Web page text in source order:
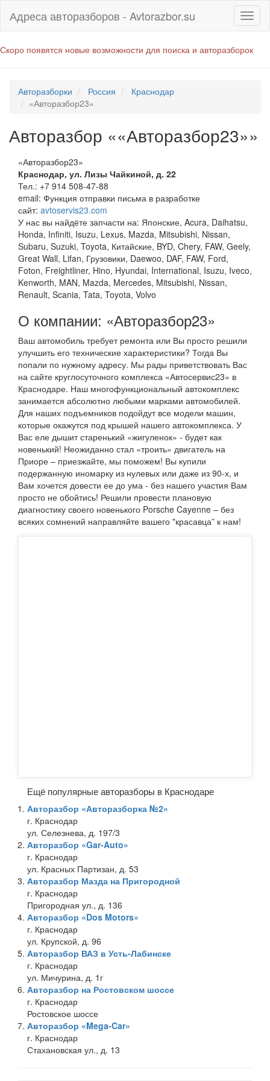
Адреса авторазборов - Avtorazbor.su
Скоро появятся новые возможности для поиска и авторазборок
Авторазборки Россия
Краснодар
«Авторазбор23»
Авторазбор ««Авторазбор23»»
«Авторазбор23»
Краснодар, ул. Лизы Чайкиной, д. 22
Тел.: +7 914 508-47-88
email: Функция отправки письма в разработке
сайт: avtoservis23.com
У нас вы найдёте запчасти на: Японские, Acura, Daihatsu,
Honda, Infiniti, Isuzu, Lexus, Mazda, Mitsubishi, Nissan,
Subaru, Suzuki, Toyota, Китайские, BYD, Chery, FAW, Geely,
Great Wall, Lifan, Грузовики, Daewoo, DAF, FAW, Ford,
Foton, Freightliner, Hino, Hyundai, International, Isuzu, Iveco,
Kenworth, MAN, Mazda, Mercedes, Mitsubishi, Nissan,
Renault, Scania, Tata, Toyota, Volvo
О компании: «Авторазбор23»
Ваш автомобиль требует ремонта или Вы просто решили
улучшить его технические характеристики? Тогда Вы
попали по нужному адресу. Мы рады приветствовать Вас
на сайте круглосуточного комплекса «Автосервис23» в
Краснодаре. Наш многофункциональный автокомплекс
занимается абсолютно любыми марками автомобилей.
Для наших подъемников подойдут все модели машин,
которые окажутся под крышей нашего автокомплекса. У
Вас еле дышит старенький «жигуленок» - будет как
новенький! Неожиданно стал «троить» двигатель на
Приоре – приезжайте, мы поможем! Вы купили
подержанную иномарку из нулевых или даже из 90-х, и
Вам хочется довести ее до ума - без нашего участия Вам
просто не обойтись! Решили провести плановую
диагностику своего новенького Porsche Cayenne – без
всяких сомнений направляйте вашего "красавца” к нам!
Ещё популярные авторазборы в Краснодаре
Авторазбор «Авторазборка №2»
г. Краснодар
ул. Селезнева, д. 197/3
Авторазбор «Gar-Auto»
г. Краснодар
ул. Красных Партизан, д. 53
Авторазбор Мазда на Пригородной
г. Краснодар
Пригородная ул., д. 136
Авторазбор «Dos Motors»
г. Краснодар
ул. Крупской, д. 96
Авторазбор ВАЗ в Усть-Лабинске
г. Краснодар
ул. Мичурина, д. 1г
Авторазбор на Ростовском шоссе
г. Краснодар
Ростовское шоссе
Авторазбор «Mega-Car»
г. Краснодар
Стахановская ул., д. 13